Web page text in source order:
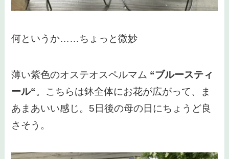
何というか……ちょっと微妙
薄い紫色のオステオスペルマム “ブルースティ
ール“。こちらは鉢全体にお花が広がって、ま
あまあいい感じ。5日後の母の日にちょうど良
さそう。